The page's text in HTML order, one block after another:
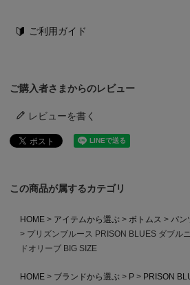
ご利用ガイド
ご購入者さまからのレビュー
レビューを書く
この商品が属するカテゴリ
HOME アイテムから選ぶ ボトムス パン
プリズンブルース PRISON BLUES ダブル
ドオリーブ BIG SIZE
HOME ブランドから選ぶ P
PRISON